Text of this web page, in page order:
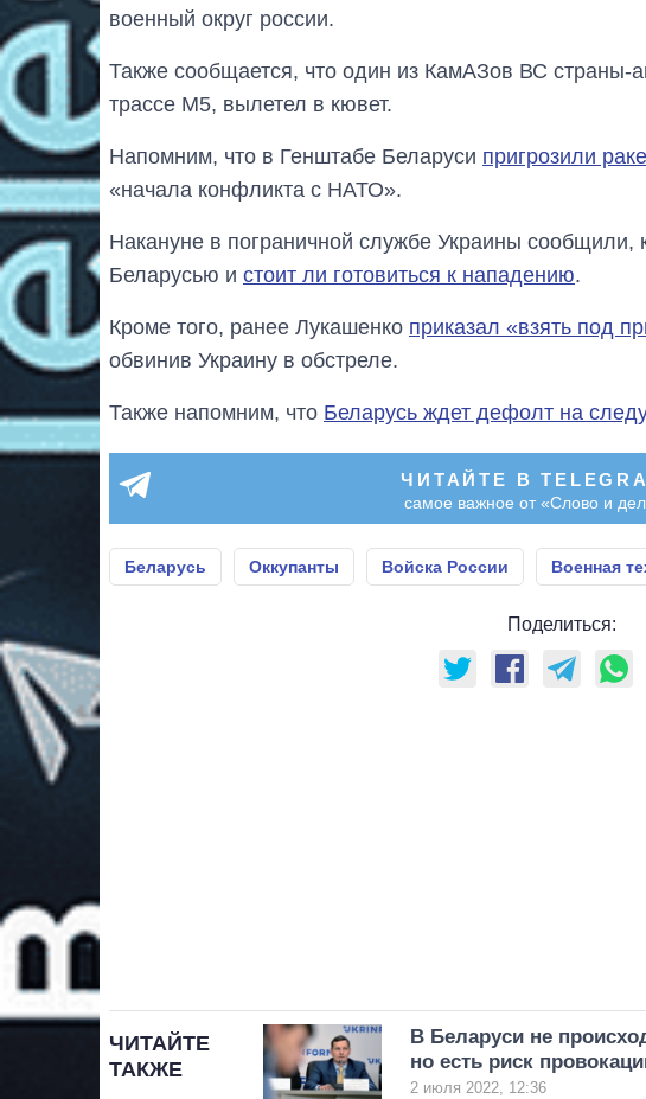
военный округ россии.
Также сообщается, что один из КамАЗов ВС страны-
трассе М5, вылетел в кювет.
Напомним, что в Генштабе Беларуси пригрозили
«начала конфликта с НАТО».
Накануне в пограничной службе Украины сообщили,
Беларусью и стоит ли готовиться к нападению.
Кроме того, ранее Лукашенко приказал «взять под
обвинив Украину в обстреле.
Также напомним, что Беларусь ждет дефолт на
ЧИТАЙТЕ В
самое важное от «Слово и
Беларусь Оккупанты Войска России Военная
Поделиться:
ЧИТАЙТЕ
ТАКЖЕ
В Беларуси не
но есть риск
2 июля 2022, 12:36